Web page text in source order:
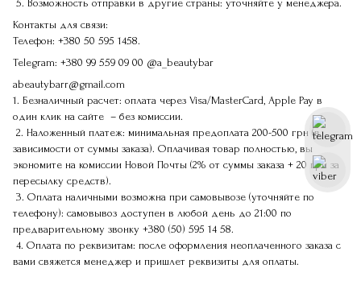
5. Возможность отправки в другие страны: уточняйте у менеджера.
Контакты для связи:
Телефон: +380 50 595 1458.
Telegram: +380 99 559 09 00 @a_beautybar
abeautybarr@gmail.com
1. Безналичный расчет: оплата через Visa/MasterCard, Apple Pay в
один клик на сайте – без комиссии.
2. Наложенный платеж: минимальная предоплата 200-500 грн (в
зависимости от суммы заказа). Оплачивая товар полностью, вы
экономите на комиссии Новой Почты (2% от суммы заказа + 20 грн за
пересылку средств).
3. Оплата наличными возможна при самовывозе (уточняйте по
телефону): самовывоз доступен в любой день до 21:00 по
предварительному звонку +380 (50) 595 14 58.
4. Оплата по реквизитам: после оформления неоплаченного заказа с
вами свяжется менеджер и пришлет реквизиты для оплаты.